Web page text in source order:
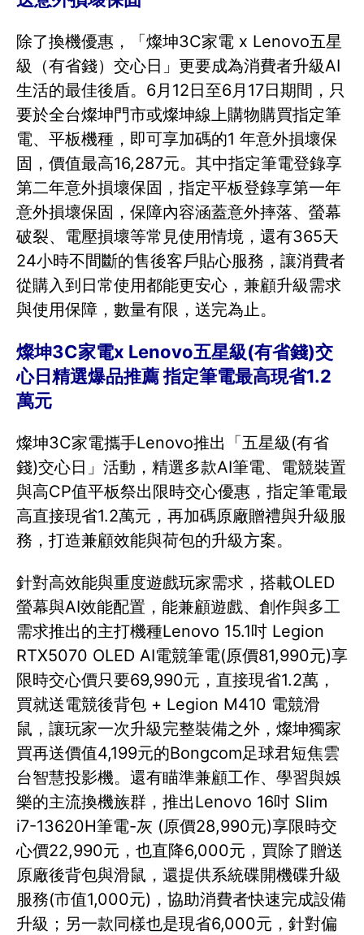
除了換機優惠，「燦坤3C家電 x Lenovo五星
級（有省錢）交心日」更要成為消費者升級AI
生活的最佳後盾。6月12日至6月17日期間，只
要於全台燦坤門市或燦坤線上購物購買指定筆
電、平板機種，即可享加碼的1 年意外損壞保
固，價值最高16,287元。其中指定筆電登錄享
第二年意外損壞保固，指定平板登錄享第一年
意外損壞保固，保障內容涵蓋意外摔落、螢幕
破裂、電壓損壞等常見使用情境，還有365天
24小時不間斷的售後客戶貼心服務，讓消費者
從購入到日常使用都能更安心，兼顧升級需求
與使用保障，數量有限，送完為止。
燦坤3C家電x Lenovo五星級(有省錢)交
心日精選爆品推薦 指定筆電最高現省1.2
萬元
燦坤3C家電攜手Lenovo推出「五星級(有省
錢)交心日」活動，精選多款AI筆電、電競裝置
與高CP值平板祭出限時交心優惠，指定筆電最
高直接現省1.2萬元，再加碼原廠贈禮與升級服
務，打造兼顧效能與荷包的升級方案。
針對高效能與重度遊戲玩家需求，搭載OLED
螢幕與AI效能配置，能兼顧遊戲、創作與多工
需求推出的主打機種Lenovo 15.1吋 Legion
RTX5070 OLED AI電競筆電(原價81,990元)享
限時交心價只要69,990元，直接現省1.2萬，
買就送電競後背包 + Legion M410 電競滑
鼠，讓玩家一次升級完整裝備之外，燦坤獨家
買再送價值4,199元的Bongcom足球君短焦雲
台智慧投影機。還有瞄準兼顧工作、學習與娛
樂的主流換機族群，推出Lenovo 16吋 Slim
i7-13620H筆電-灰 (原價28,990元)享限時交
心價22,990元，也直降6,000元，買除了贈送
原廠後背包與滑鼠，還提供系統碟開機碟升級
服務(市值1,000元)，協助消費者快速完成設備
升級；另一款同樣也是現省6,000元，針對偏